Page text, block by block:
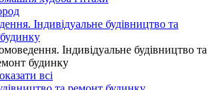
Індивідуальне будівництво та
Індивідуальне будівництво та
будинку
всі